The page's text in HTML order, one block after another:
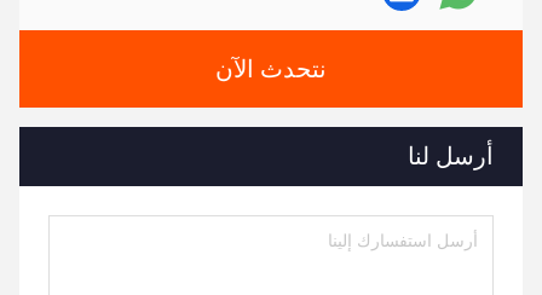
نتحدث الآن
أرسل لنا